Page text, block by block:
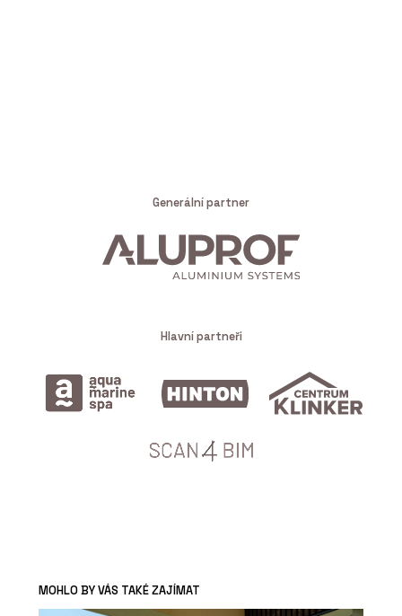
Generální partner
Hlavní partneři
MOHLO BY VÁS TAKÉ ZAJÍMAT